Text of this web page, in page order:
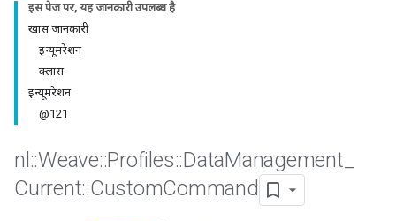
इस पेज पर, यह जानकारी उपलब्ध है
खास जानकारी
इन्यूमरेशन
क्लास
इन्यूमरेशन
@121
nl ::Weave::Profiles::DataManagement
Current::CustomCommand